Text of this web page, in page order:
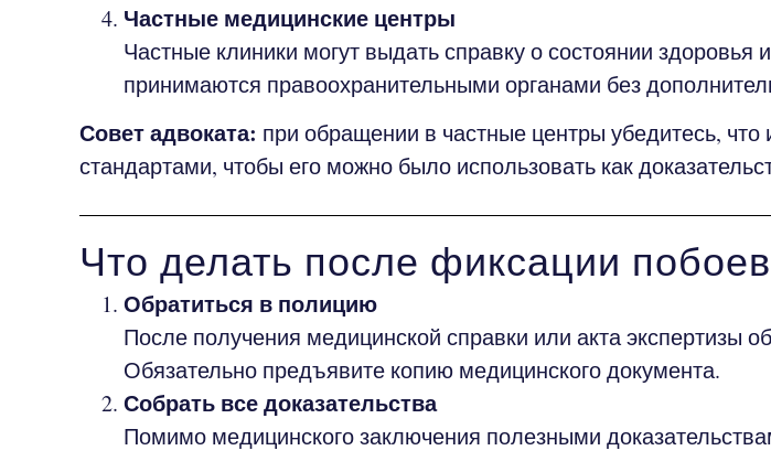
Частные медицинские центры
Частные клиники могут выдать справку о состоянии
принимаются правоохранительными органами без
Совет адвоката: при обращении в частные центры убедитесь,
стандартами, чтобы его можно было использовать как
Что делать после фиксации побоев
Обратиться в полицию
После получения медицинской справки или акта экспертизы
Обязательно предъявите копию медицинского документа.
Собрать все доказательства
Помимо медицинского заключения полезными